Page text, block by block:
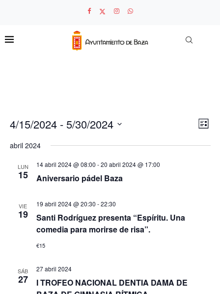
de
de
LISTA
4/15/2024 - 5/30/2024
fecha.
abril 2024
LUN
15
14 abril 2024 @ 08:00 -20 abril 2024 @ 17:00
Aniversario pádel Baza
VIE
19
19 abril 2024 @ 20:30 -22:30
Santi Rodríguez presenta “Espíritu. Una
comedia para morirse de risa”.
€15
SÁB
27
27 abril 2024
I TROFEO NACIONAL DENTIA DAMA DE